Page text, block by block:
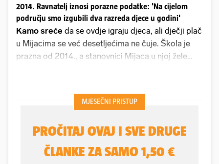
2014. Ravnatelj iznosi porazne podatke: 'Na cijelom
području smo izgubili dva razreda djece u godini'
Kamo sreće da se ovdje igraju djeca, ali dječji plač
u Mijacima se već desetljećima ne čuje. Škola je
prazna od 2014., a stanovnici Mijaca u njoj žele